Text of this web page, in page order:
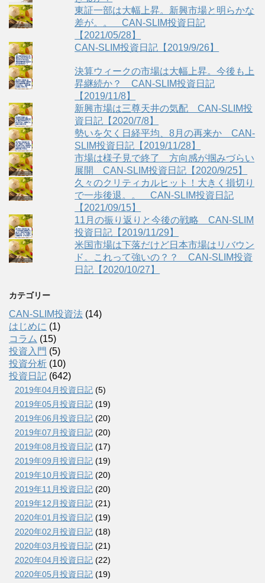
東証一部は大幅上昇。新興市場と明らかな
差が。。 CAN-SLIM投資日記
【2021/05/28】
CAN-SLIM投資日記【2019/9/26】
決算ウィークの市場は大幅上昇。今後も上
昇継続か？ CAN-SLIM投資日記
【2019/11/8】
新興市場は三尊天井の気配 CAN-SLIM投
資日記【2020/7/8】
勢いを欠く日経平均、8月の再来か CAN-
SLIM投資日記【2019/11/28】
市場は様子見で終了 方向感が掴みづらい
展開 CAN-SLIM投資日記【2020/9/25】
久々のクリティカルヒット！大きく損切り
で一歩後退。。 CAN-SLIM投資日記
【2021/09/15】
11月の振り返りと今後の戦略 CAN-SLIM
投資日記【2019/11/29】
米国市場は下落だけど日本市場はリバウン
ド。これって強いの？？ CAN-SLIM投資
日記【2020/10/27】
カテゴリー
CAN-SLIM投資法 (14)
はじめに (1)
コラム (15)
投資入門 (5)
投資分析 (10)
投資日記 (642)
2019年04月投資日記 (5)
2019年05月投資日記 (19)
2019年06月投資日記 (20)
2019年07月投資日記 (20)
2019年08月投資日記 (17)
2019年09月投資日記 (19)
2019年10月投資日記 (20)
2019年11月投資日記 (20)
2019年12月投資日記 (21)
2020年01月投資日記 (19)
2020年02月投資日記 (18)
2020年03月投資日記 (21)
2020年04月投資日記 (22)
2020年05月投資日記 (19)